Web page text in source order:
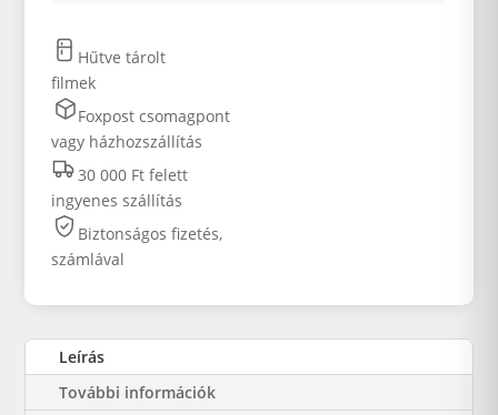
Hűtve tárolt
filmek
Foxpost csomagpont
vagy házhozszállítás
30 000 Ft felett
ingyenes szállítás
Biztonságos fizetés,
számlával
Leírás
További információk